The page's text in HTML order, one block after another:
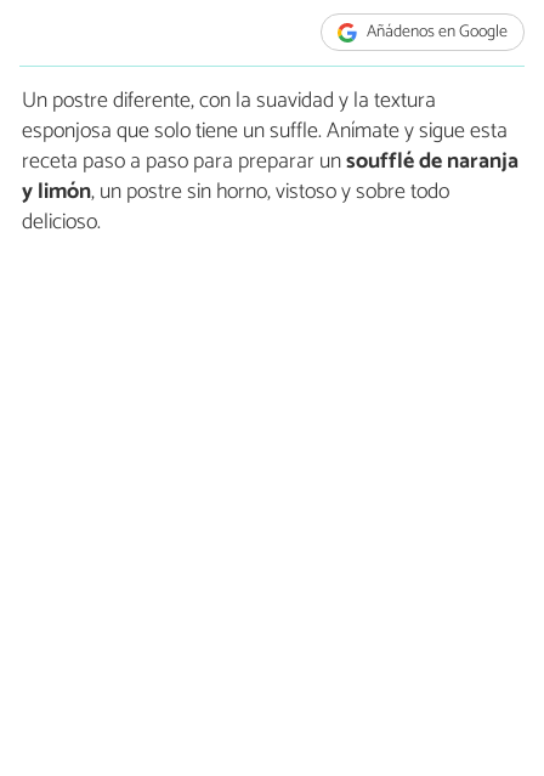
Añádenos en Google
Un postre diferente, con la suavidad y la textura
esponjosa que solo tiene un suffle. Anímate y sigue esta
receta paso a paso para preparar unsoufflé de naranja
y limón, un postre sin horno, vistoso y sobre todo
delicioso.